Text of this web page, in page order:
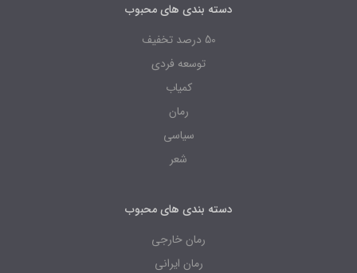
دسته بندی های محبوب
50 درصد تخفیف
توسعه فردی
کمیاب
رمان
سیاسی
شعر
دسته بندی های محبوب
رمان خارجی
رمان ایرانی